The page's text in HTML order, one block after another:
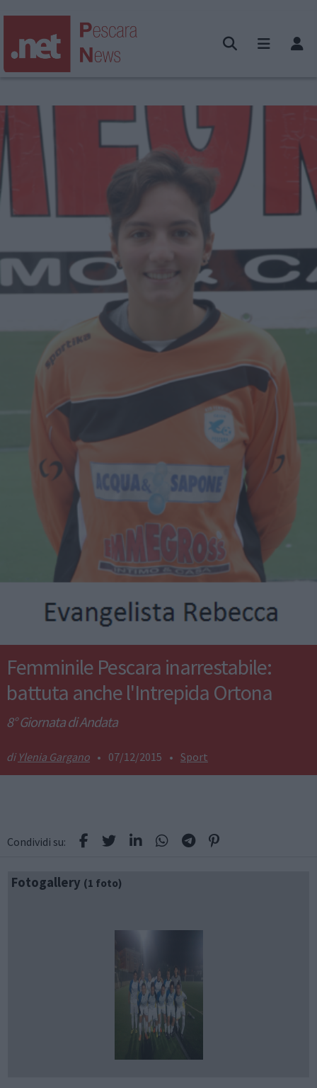
Femminile Pescara inarrestabile:
battuta anche l'Intrepida Ortona
8° Giornata di Andata
Ylenia Gargano • 07/12/2015 • Sport
Condividi su:
Fotogallery (1 foto)